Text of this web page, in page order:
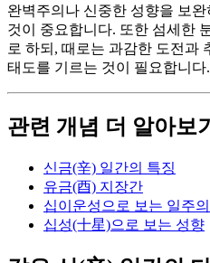
완벽주의나 신중한 성향을 보
것이 중요합니다. 또한 섬세한
로 하되, 때로는 과감한 도전과
태도를 기르는 것이 필요합니다.
관련 개념 더 알아보기
신금(辛) 일간의 특징
유금(酉) 지장간
십이운성으로 보는 일주
십성(十星)으로 보는 성향